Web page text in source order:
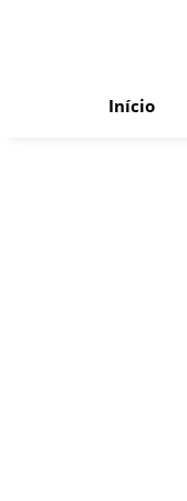
Início